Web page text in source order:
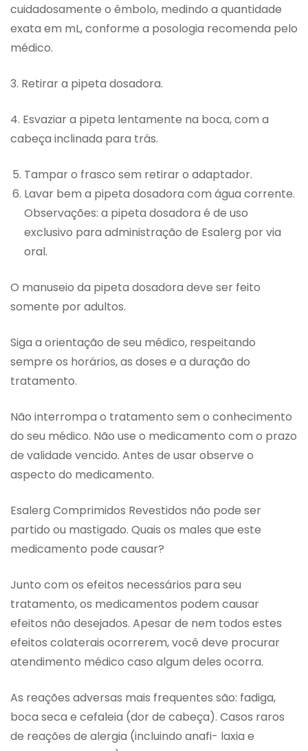
cuidadosamente o êmbolo, medindo a quantidade
exata em mL, conforme a posologia recomenda pelo
médico.
3. Retirar a pipeta dosadora.
4. Esvaziar a pipeta lentamente na boca, com a
cabeça inclinada para trás.
Tampar o frasco sem retirar o adaptador.
Lavar bem a pipeta dosadora com água corrente.
Observações: a pipeta dosadora é de uso
exclusivo para administração de Esalerg por via
oral.
O manuseio da pipeta dosadora deve ser feito
somente por adultos.
Siga a orientação de seu médico, respeitando
sempre os horários, as doses e a duração do
tratamento.
Não interrompa o tratamento sem o conhecimento
do seu médico. Não use o medicamento com o prazo
de validade vencido. Antes de usar observe o
aspecto do medicamento.
Esalerg Comprimidos Revestidos não pode ser
partido ou mastigado. Quais os males que este
medicamento pode causar?
Junto com os efeitos necessários para seu
tratamento, os medicamentos podem causar
efeitos não desejados. Apesar de nem todos estes
efeitos colaterais ocorrerem, você deve procurar
atendimento médico caso algum deles ocorra.
As reações adversas mais frequentes são: fadiga,
boca seca e cefaleia (dor de cabeça). Casos raros
de reações de alergia (incluindo anafi- laxia e